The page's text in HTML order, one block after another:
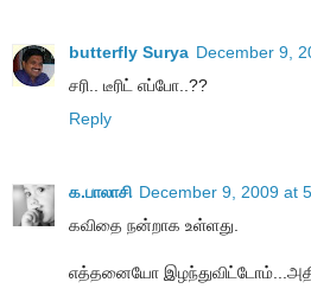
butterfly Surya December 9,
சரி.. டீரிட் எப்போ..??
Reply
க.பாலாசி December 9, 2009 at
கவிதை நன்றாக உள்ளது.
எத்தனையோ